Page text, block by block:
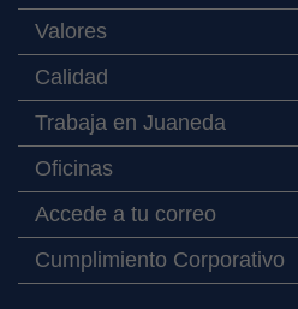
Valores
Calidad
Trabaja en Juaneda
Oficinas
Accede a tu correo
Cumplimiento Corporativo